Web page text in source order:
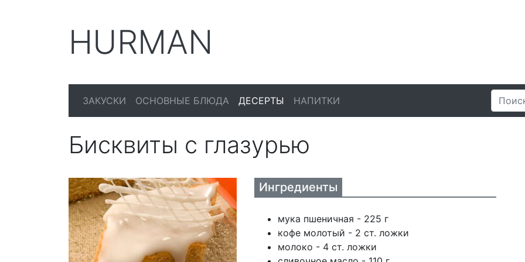
HURMAN
ЗАКУСКИ ОСНОВНЫЕ БЛЮДА ДЕСЕРТЫ НАПИТКИ
Бисквиты с глазурью
Ингредиенты
мука пшеничная - 225 г
кофе молотый - 2 ст. ложки
молоко - 4 ст. ложки